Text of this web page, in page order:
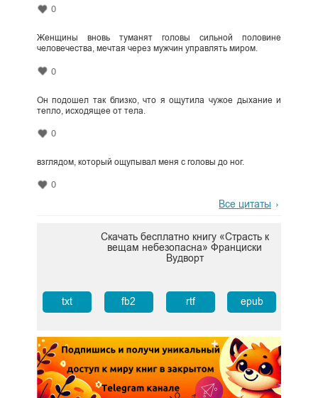
0
Женщины вновь туманят головы сильной половине
человечества, мечтая через мужчин управлять миром.
0
Он подошел так близко, что я ощутила чужое дыхание и
тепло, исходящее от тела.
0
взглядом, который ощупывал меня с головы до ног.
0
Все цитаты
Скачать бесплатно книгу «Страсть к
вещам небезопасна» Франциски
Вудворт
txt fb2 rtf epub